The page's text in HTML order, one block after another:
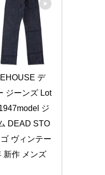
デ
ジーンズ Lot
ジ
DEAD STO
ヴィンテー
新作 メンズ